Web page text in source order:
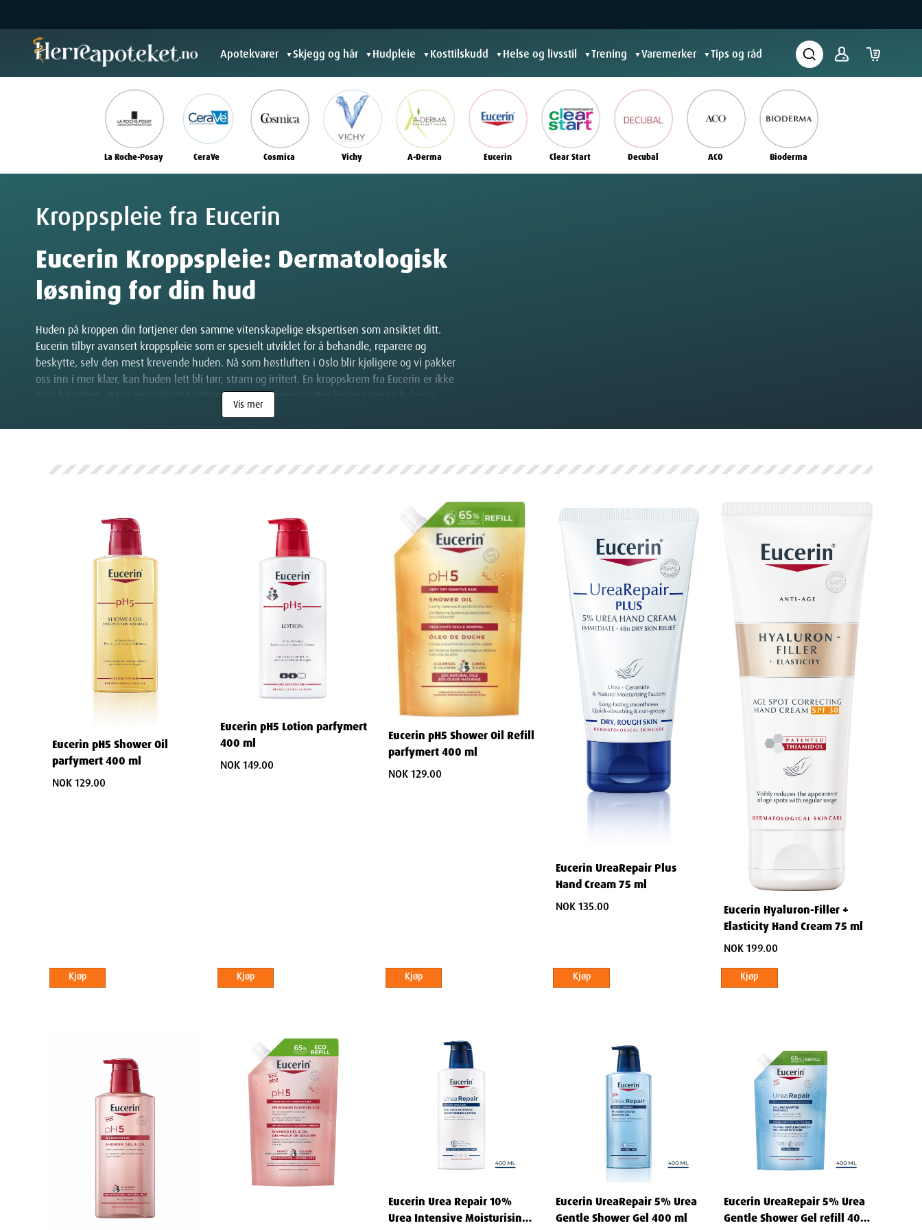
Apotekvarer ▼Skjegg og hår ▼ Hudpleie ▼ Kosttilskudd ▼ Helse og livsstil ▼Trening ▼Varemerker ▼Tips og råd
La Roche-Posay CeraVe Cosmica Vichy A-Derma Eucerin Clear Start Decubal ACO Bioderma
Kroppspleie fra Eucerin
Eucerin Kroppspleie: Dermatologisk
løsning for din hud
Huden på kroppen din fortjener den samme vitenskapelige ekspertisen som ansiktet ditt.
Eucerin tilbyr avansert kroppspleie som er spesielt utviklet for å behandle, reparere og
beskytte, selv den mest krevende huden. Nå som høstluften i Oslo blir kjøligere og vi pakker
oss inn i mer klær, kan huden lett bli tørr, stram og irritert. En kroppskrem fra Eucerin er ikke
bare fuktighet; det er en målrettet behandling som gjenoppretter hudens sunne balanse.
Eucerin tar hudhelse på alvor, med produkter som leverer dokumenterte resultater.
Hver formulering er basert på solid vitenskapelig forskning og
er testet i kliniske studier for å garantere effekt og hudvennlighet.
Problemløsende ingredienser:
Bruker aktive, anerkjente ingredienser som Urea,
ogLicochalcone A
for å jobbe målrettet mot spesifikke utfordringer som ekstrem
Produktene er utviklet for å være så skånsomme som mulig, ofte uten
parfyme og fargestoffer, noe som gjør dem ideelle for sensitiv og reaktiv hud.
Finn riktig kroppspleie for dine behov
Eucerin har høyspesialiserte serier som gir skreddersydd pleie for ulike hudtilstander.
For tørr til ekstremt tørr hud: UreaRepair PLUS
Dette er Eucerins ekspertserie mot tørrhet. Huden føles umiddelbart mykere og er beskyttet
mot fuktighetstap i 48 timer.
Nøkkelingredienser:
. Urea binder fuktighet dypt i huden, mens
Passer for:Hele familien, inkludert spedbarn, for å dempe intens kløe og berolige en reaktiv
hud.
Denne serien er designet for å bevare og styrke hudens naturlige forsvarsmekanismer.
Produktene har en unik pH-verdi som gjenoppretter hudens optimale
surhetsgrad. Dette aktiverer hudens egne enzymer og styrker barrieren, slik at den blir mer
motstandsdyktig mot ytre påvirkninger.
Deg med sensitiv hud som trenger en mild, men effektiv daglig fuktighetspleie
for å forhindre tørrhet og irritasjon.
Ofte Stilte Spørsmål (FAQ)
Hva er forskjellen på UreaRepair og AtopiControl?
er primært en intensiv
er en mer spesialisert behandlingsserie for
Vis mer
Eucerin pH5 Shower Oil
parfymert 400 ml
NOK 129.00
Kjøp
Eucerin pH5 Lotion parfymert
400 ml
NOK 149.00
Kjøp
Eucerin pH5 Shower Oil Refill
parfymert 400 ml
NOK 129.00
Kjøp
Eucerin UreaRepair Plus
Hand Cream 75 ml
NOK 135.00
Kjøp
Eucerin Hyaluron-Filler +
Elasticity Hand Cream 75 ml
NOK 199.00
Kjøp
Eucerin Urea Repair 10%
Urea Intensive Moisturising
Eucerin UreaRepair 5% Urea
Gentle Shower Gel 400 ml
Eucerin UreaRepair 5% Urea
Gentle Shower Gel refill 400